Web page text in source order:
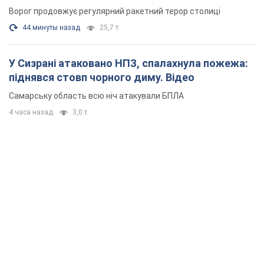
Ворог продовжує регулярний ракетний терор столиці
44 минуты назад 25,7 т.
У Сизрані атаковано НПЗ, спалахнула пожежа:
піднявся стовп чорного диму. Відео
Самарську область всю ніч атакували БПЛА
4 часа назад 3,0 т.